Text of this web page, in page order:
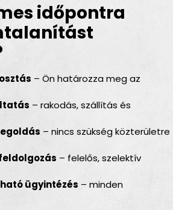
időpontra
– Ön határozza meg az
– rakodás, szállítás és
– nincs szükség közterületre
– felelős, szelektív
ügyintézés – minden